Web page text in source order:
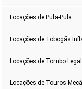
Locações de Pula-Pula
Locações de Tobogãs
Locações de Tombo Legal
Locações de Touros